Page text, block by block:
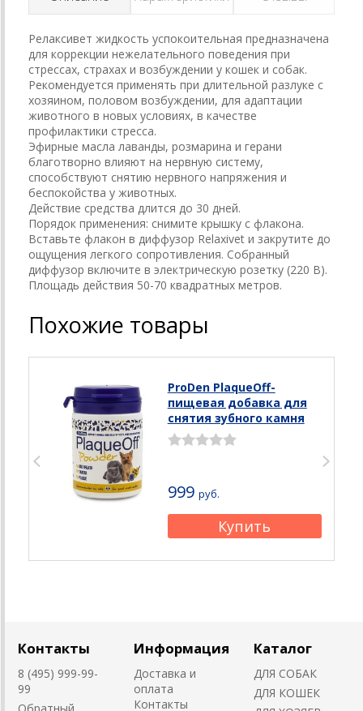
Релаксивет жидкость успокоительная предназначена
для коррекции нежелательного поведения при
стрессах, страхах и возбуждении у кошек и собак.
Рекомендуется применять при длительной разлуке с
хозяином, половом возбуждении, для адаптации
животного в новых условиях, в качестве
профилактики стресса.
Эфирные масла лаванды, розмарина и герани
благотворно влияют на нервную систему,
способствуют снятию нервного напряжения и
беспокойства у животных.
Действие средства длится до 30 дней.
Порядок применения: снимите крышку с флакона.
Вставьте флакон в диффузор Relaxivet и закрутите до
ощущения легкого сопротивления. Собранный
диффузор включите в электрическую розетку (220 В).
Площадь действия 50-70 квадратных метров.
Похожие товары
ProDen PlaqueOff-
пищевая добавка для
снятия зубного камня
999 руб.
Контакты
8 (495) 999-99-
99
Информация
Доставка и
оплата
Контакты
Каталог
ДЛЯ СОБАК
ДЛЯ КОШЕК